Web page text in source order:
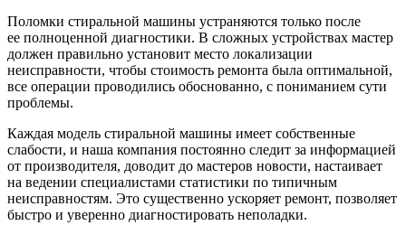
Поломки стиральной машины устраняются только после
ее полноценной диагностики. В сложных устройствах мастер
должен правильно установит место локализации
неисправности, чтобы стоимость ремонта была оптимальной,
все операции проводились обоснованно, с пониманием сути
проблемы.
Каждая модель стиральной машины имеет собственные
слабости, и наша компания постоянно следит за информацией
от производителя, доводит до мастеров новости, настаивает
на ведении специалистами статистики по типичным
неисправностям. Это существенно ускоряет ремонт, позволяет
быстро и уверенно диагностировать неполадки.